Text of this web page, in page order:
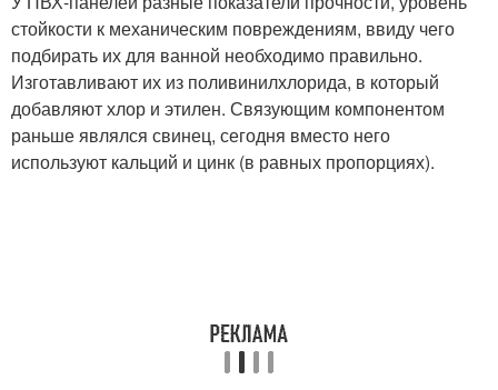
стойкости к механическим повреждениям, ввиду чего
подбирать их для ванной необходимо правильно.
Изготавливают их из поливинилхлорида, в который
добавляют хлор и этилен. Связующим компонентом
раньше являлся свинец, сегодня вместо него
используют кальций и цинк (в равных пропорциях).